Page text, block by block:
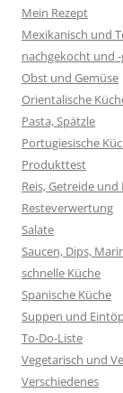
Mein Rezept
Mexikanisch und
nachgekocht und
Obst und Gemüse
Orientalische
Pasta, Spätzle
Portugiesische
Produkttest
Reis, Getreide
Resteverwertung
Salate
Saucen, Dips,
schnelle Küche
Spanische Küche
Suppen und
To-Do-Liste
Vegetarisch und
Verschiedenes